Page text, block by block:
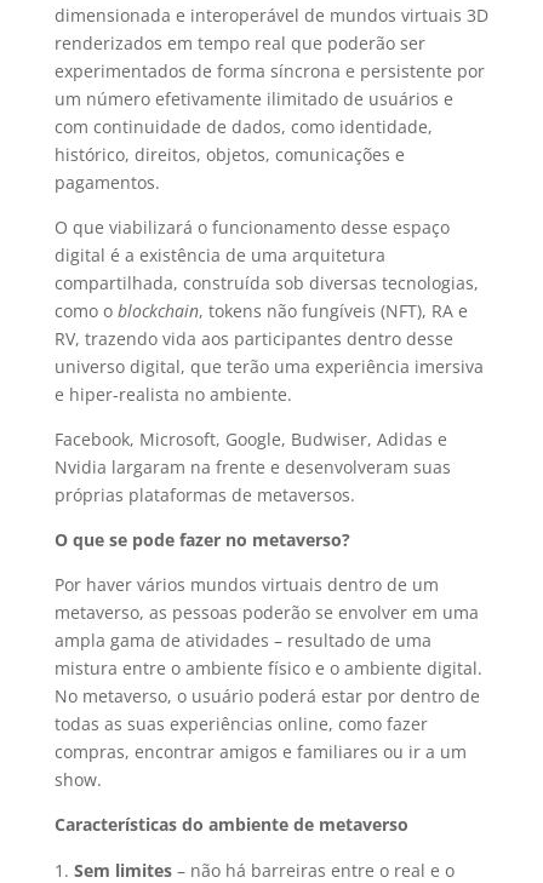
dimensionada e interoperável de mundos virtuais 3D
renderizados em tempo real que poderão ser
experimentados de forma síncrona e persistente por
um número efetivamente ilimitado de usuários e
com continuidade de dados, como identidade,
histórico, direitos, objetos, comunicações e
pagamentos.
O que viabilizará o funcionamento desse espaço
digital é a existência de uma arquitetura
compartilhada, construída sob diversas tecnologias,
como o blockchain, tokens não fungíveis (NFT), RA e
RV, trazendo vida aos participantes dentro desse
universo digital, que terão uma experiência imersiva
e hiper-realista no ambiente.
Facebook, Microsoft, Google, Budwiser, Adidas e
Nvidia largaram na frente e desenvolveram suas
próprias plataformas de metaversos.
O que se pode fazer no metaverso?
Por haver vários mundos virtuais dentro de um
metaverso, as pessoas poderão se envolver em uma
ampla gama de atividades – resultado de uma
mistura entre o ambiente físico e o ambiente digital.
No metaverso, o usuário poderá estar por dentro de
todas as suas experiências online, como fazer
compras, encontrar amigos e familiares ou ir a um
show.
Características do ambiente de metaverso
Sem limites– não há barreiras entre o real e o